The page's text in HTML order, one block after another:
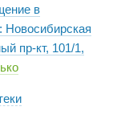
в
Новосибирская
пр-кт, 101/1,